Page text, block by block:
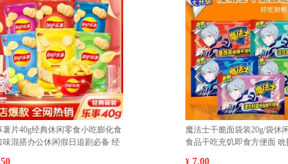
膨化零
鸡翅10
魔法士干脆面袋装20g/袋休闲膨化零
食品干吃充饥即食方便面 巴西烤肉10